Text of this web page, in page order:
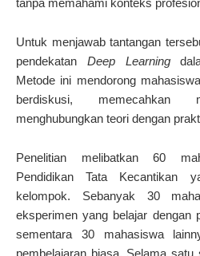
Untuk menjawab tantangan
pendekatan Deep Learning
Metode ini mendorong
berdiskusi,
menghubungkan teori dengan
Penelitian melibatkan 60
Pendidikan Tata Kecantikan
kelompok. Sebanyak 30
eksperimen yang belajar dengan
sementara 30 mahasiswa
pembelajaran biasa. Selama